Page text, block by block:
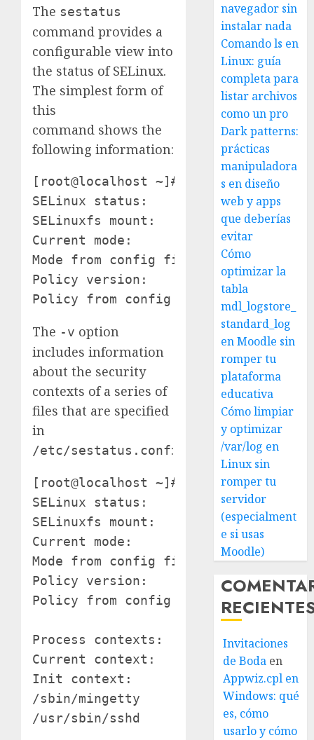
The sestatus
command provides a
configurable view into
the status of SELinux.
The simplest form of
this
command shows the
following information:
[root@localhost ~]# sestatus
SELinux status:
SELinuxfs mount:                /
Current mode:
Mode from config file:
Policy version:                 21
The -v option
includes information
about the security
contexts of a series of
files that are specified
in
/etc/sestatus.conf:
[root@localhost ~]# sestatus -v
SELinux status:
SELinuxfs mount:                /
Current mode:
Mode from config file:
Policy version:                 21
Policy from config file:
Process contexts:
Current context:
Init context:
/sbin/mingetty
/usr/sbin/sshd
navegador sin
instalar nada
Comando ls en
Linux: guía
completa para
listar archivos
como un pro
Dark patterns:
prácticas
manipuladora
s en diseño
web y apps
que deberías
evitar
Cómo
optimizar la
tabla
mdl_logstore_
standard_log
en Moodle sin
romper tu
plataforma
educativa
Cómo limpiar
y optimizar
/var/log en
Linux sin
romper tu
servidor
(especialment
e si usas
Moodle)
Invitaciones
de Boda en
Appwiz.cpl en
Windows: qué
es, cómo
usarlo y cómo